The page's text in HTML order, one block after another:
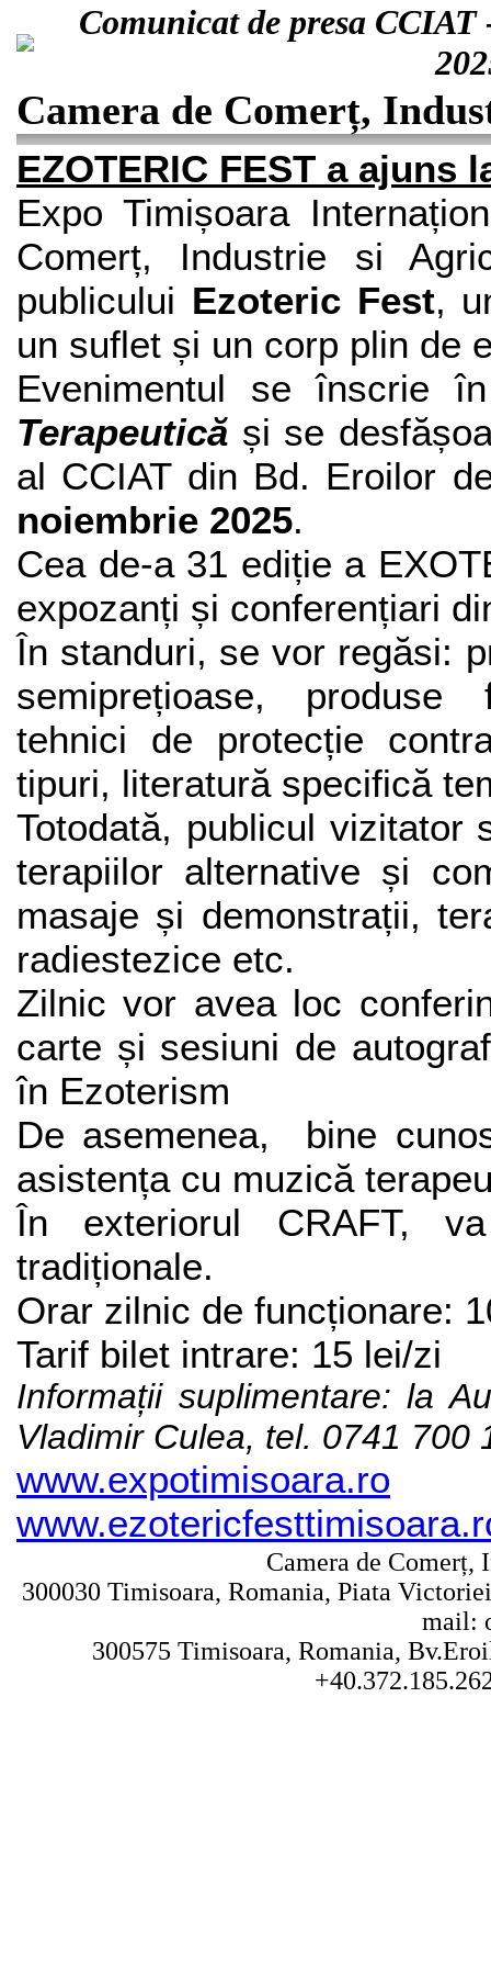
Comunicat de presa
Camera de Comerț,
EZOTERIC FEST a ajuns
Expo Timișoara
Comerț, Industrie si
publicului Ezoteric Fest,
un suflet și un corp plin de
Evenimentul se înscrie
Terapeutică și se
al CCIAT din Bd. Eroilor
noiembrie 2025.
Cea de-a 31 ediție a
expozanți și conferențiari
În standuri, se vor regăsi:
semiprețioase, produse
tehnici de protecție
tipuri, literatură specifică
Totodată, publicul vizitator
terapiilor alternative și
masaje și demonstrații,
radiestezice etc.
Zilnic vor avea loc
carte și sesiuni de
în Ezoterism
De asemenea,
bine
asistența cu muzică
În exteriorul CRAFT,
tradiționale.
Orar zilnic de funcționare:
Tarif bilet intrare: 15 lei/zi
Informații suplimentare: la
Vladimir Culea, tel. 0741 700
www.expotimisoara.ro
Camera de
300030 Timisoara, Romania, Piata
mail:
300575 Timisoara, Romania,